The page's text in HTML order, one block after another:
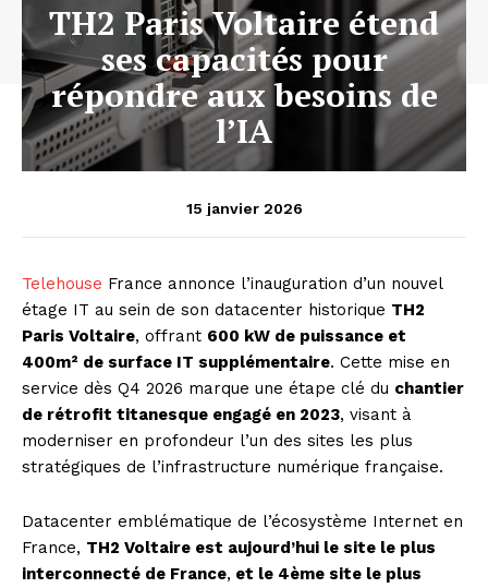
TH2 Paris Voltaire étend
ses capacités pour
répondre aux besoins de
l’IA
15 janvier 2026
Telehouse France annonce l’inauguration d’un nouvel
étage IT au sein de son datacenter historique TH2
Paris Voltaire, offrant 600 kW de puissance et
400m² de surface IT supplémentaire. Cette mise en
service dès Q4 2026 marque une étape clé du chantier
de rétrofit titanesque engagé en 2023, visant à
moderniser en profondeur l’un des sites les plus
stratégiques de l’infrastructure numérique française.
Datacenter emblématique de l’écosystème Internet en
France, TH2 Voltaire est aujourd’hui le site le plus
interconnecté de France, et le 4ème site le plus